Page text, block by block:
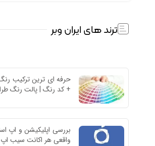
ترند های ایران وبر
حرفه ای ترین ترکیب
+ کد رنگ | پالت رنگ
بررسی اپلیکیشن و اپ
واقعی هر اکانت سیب